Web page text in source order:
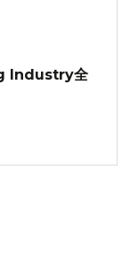
Industry全